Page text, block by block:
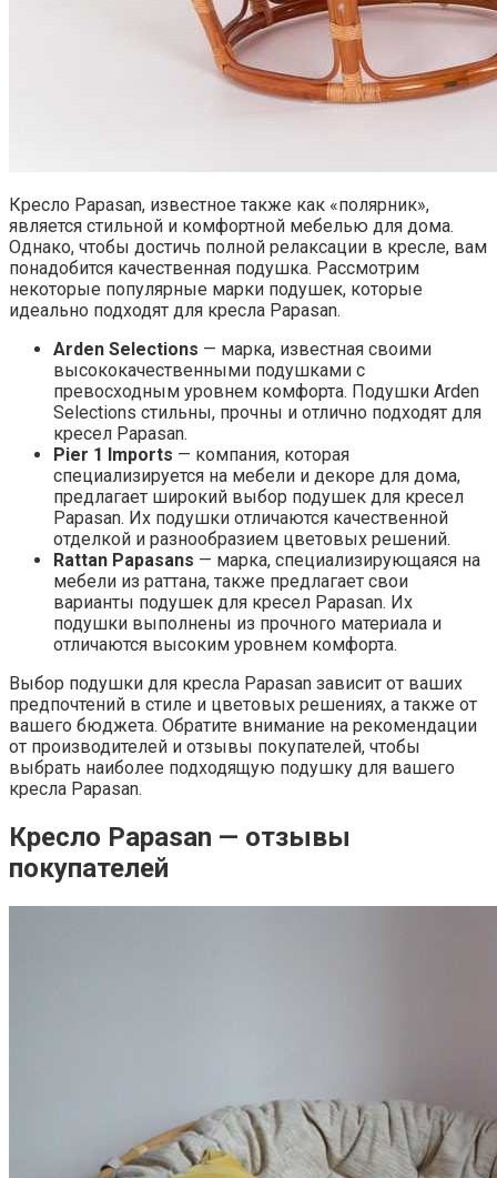
Кресло Papasan, известное также как «полярник»,
является стильной и комфортной мебелью для дома.
Однако, чтобы достичь полной релаксации в кресле, вам
понадобится качественная подушка. Рассмотрим
некоторые популярные марки подушек, которые
идеально подходят для кресла Papasan.
Arden Selections — марка, известная своими
высококачественными подушками с
превосходным уровнем комфорта. Подушки Arden
Selections стильны, прочны и отлично подходят для
кресел Papasan.
Pier 1 Imports — компания, которая
специализируется на мебели и декоре для дома,
предлагает широкий выбор подушек для кресел
Papasan. Их подушки отличаются качественной
отделкой и разнообразием цветовых решений.
Rattan Papasans — марка, специализирующаяся на
мебели из раттана, также предлагает свои
варианты подушек для кресел Papasan. Их
подушки выполнены из прочного материала и
отличаются высоким уровнем комфорта.
Выбор подушки для кресла Papasan зависит от ваших
предпочтений в стиле и цветовых решениях, а также от
вашего бюджета. Обратите внимание на рекомендации
от производителей и отзывы покупателей, чтобы
выбрать наиболее подходящую подушку для вашего
кресла Papasan.
Кресло Papasan — отзывы
покупателей